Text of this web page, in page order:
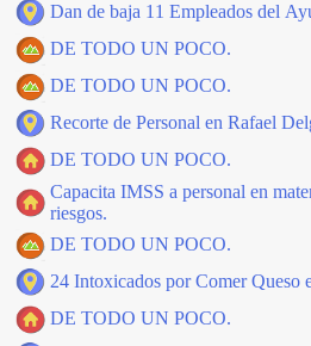
Dan de baja 11 Empleados del
DE TODO UN POCO.
DE TODO UN POCO.
Recorte de Personal en Rafael
DE TODO UN POCO.
Capacita IMSS a personal en
riesgos.
DE TODO UN POCO.
24 Intoxicados por Comer Queso
DE TODO UN POCO.